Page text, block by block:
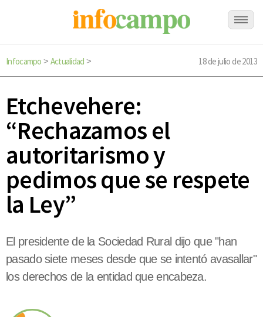
Infocampo > Actualidad > 18 de julio de 2013
Etchevehere:
“Rechazamos el
autoritarismo y
pedimos que se respete
la Ley”
El presidente de la Sociedad Rural dijo que "han
pasado siete meses desde que se intentó avasallar"
los derechos de la entidad que encabeza.